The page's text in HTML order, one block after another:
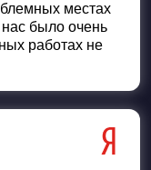
местах
было очень
работах не